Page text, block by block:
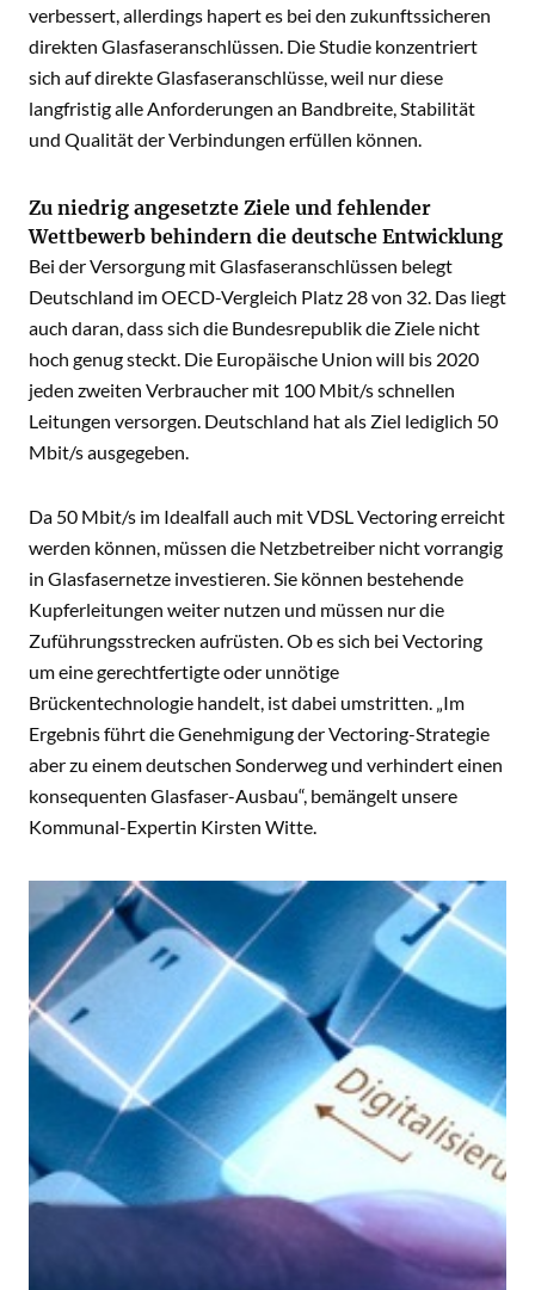
verbessert, allerdings hapert es bei den zukunftssicheren
direkten Glasfaseranschlüssen. Die Studie konzentriert
sich auf direkte Glasfaseranschlüsse, weil nur diese
langfristig alle Anforderungen an Bandbreite, Stabilität
und Qualität der Verbindungen erfüllen können.
Zu niedrig angesetzte Ziele und fehlender
Wettbewerb behindern die deutsche Entwicklung
Bei der Versorgung mit Glasfaseranschlüssen belegt
Deutschland im OECD-Vergleich Platz 28 von 32. Das liegt
auch daran, dass sich die Bundesrepublik die Ziele nicht
hoch genug steckt. Die Europäische Union will bis 2020
jeden zweiten Verbraucher mit 100 Mbit/s schnellen
Leitungen versorgen. Deutschland hat als Ziel lediglich 50
Mbit/s ausgegeben.
Da 50 Mbit/s im Idealfall auch mit VDSL Vectoring erreicht
werden können, müssen die Netzbetreiber nicht vorrangig
in Glasfasernetze investieren. Sie können bestehende
Kupferleitungen weiter nutzen und müssen nur die
Zuführungsstrecken aufrüsten. Ob es sich bei Vectoring
um eine gerechtfertigte oder unnötige
Brückentechnologie handelt, ist dabei umstritten. „Im
Ergebnis führt die Genehmigung der Vectoring-Strategie
aber zu einem deutschen Sonderweg und verhindert einen
konsequenten Glasfaser-Ausbau“, bemängelt unsere
Kommunal-Expertin Kirsten Witte.